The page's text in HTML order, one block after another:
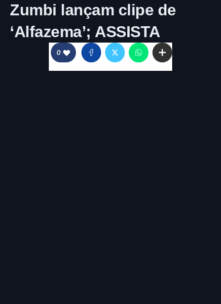
Zumbi lançam clipe de
‘Alfazema’; ASSISTA
0